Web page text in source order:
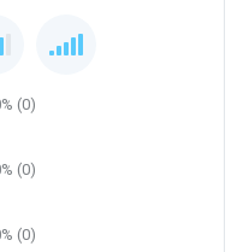
(0)
(0)
(0)